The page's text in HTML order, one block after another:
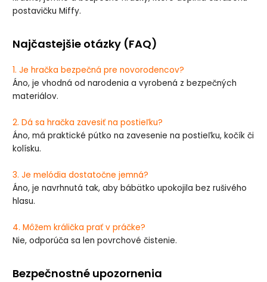
postavičku Miffy.
Najčastejšie otázky (FAQ)
1. Je hračka bezpečná pre novorodencov?
Áno, je vhodná od narodenia a vyrobená z bezpečných
materiálov.
2. Dá sa hračka zavesiť na postieľku?
Áno, má praktické pútko na zavesenie na postieľku, kočík či
kolísku.
3. Je melódia dostatočne jemná?
Áno, je navrhnutá tak, aby bábätko upokojila bez rušivého
hlasu.
4. Môžem králička prať v práčke?
Nie, odporúča sa len povrchové čistenie.
Bezpečnostné upozornenia